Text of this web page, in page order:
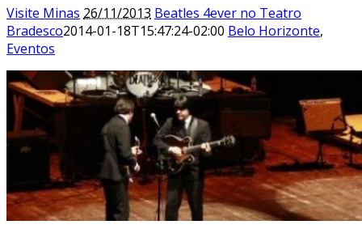
Visite Minas 26/11/2013 Beatles 4ever no Teatro
Bradesco2014-01-18T15:47:24-02:00 Belo Horizonte,
Eventos